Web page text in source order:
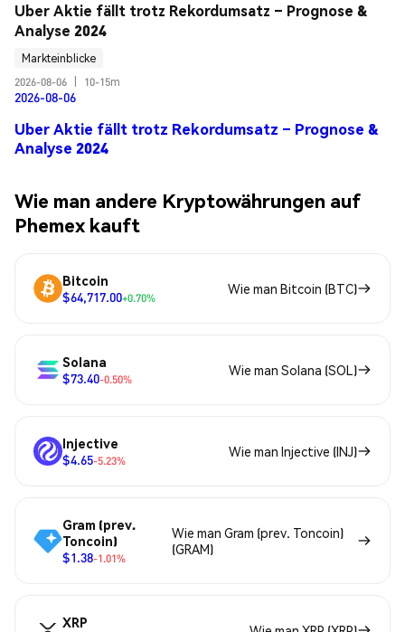
Uber Aktie fällt trotz Rekordumsatz – Prognose &
Analyse 2024
Markteinblicke
2026-08-06
10-15m
2026-08-06
Uber Aktie fällt trotz Rekordumsatz – Prognose &
Analyse 2024
Wie man andere Kryptowährungen auf
Phemex kauft
Bitcoin
$64,717.00+0.70%
Wie man Bitcoin (BTC)
Solana
$73.40-0.50%
Wie man Solana (SOL)
Injective
$4.65-5.23%
Wie man Injective (INJ)
Gram (prev.
Toncoin)
$1.38-1.01%
Wie man Gram (prev. Toncoin)
(GRAM)
XRP